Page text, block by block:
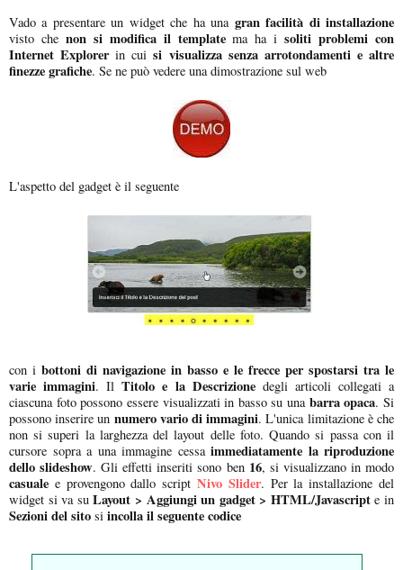
Vado a presentare un widget che ha una gran facilità di installazione
visto che non si modifica il templatema ha isoliti problemi con
Internet Explorerin cuisi visualizza senza arrotondamenti e altre
finezze grafiche. Se ne può vedere una dimostrazione sul web
L'aspetto del gadget è il seguente
con i bottoni di navigazione in basso e le frecce per spostarsi tra le
varie immagini. IlTitolo e la Descrizione degli articoli collegati a
ciascuna foto possono essere visualizzati in basso su unabarra opaca. Si
possono inserire un numero vario di immagini. L'unica limitazione è che
non si superi la larghezza del layout delle foto. Quando si passa con il
cursore sopra a una immagine cessa immediatamente la riproduzione
dello slideshow. Gli effetti inseriti sono ben16, si visualizzano in modo
casuale e provengono dallo script Nivo Slider. Per la installazione del
widget si va suLayout > Aggiungi un gadget > HTML/Javascripte in
Sezioni del sito si incolla il seguente codice